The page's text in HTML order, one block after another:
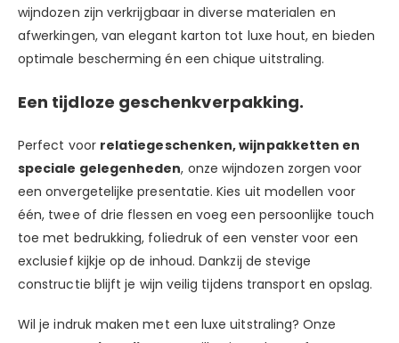
wijndozen zijn verkrijgbaar in diverse materialen en
afwerkingen, van elegant karton tot luxe hout, en bieden
optimale bescherming én een chique uitstraling.
Een tijdloze geschenkverpakking.
Perfect voor relatiegeschenken, wijnpakketten en
speciale gelegenheden, onze wijndozen zorgen voor
een onvergetelijke presentatie. Kies uit modellen voor
één, twee of drie flessen en voeg een persoonlijke touch
toe met bedrukking, foliedruk of een venster voor een
exclusief kijkje op de inhoud. Dankzij de stevige
constructie blijft je wijn veilig tijdens transport en opslag.
Wil je indruk maken met een luxe uitstraling? Onze